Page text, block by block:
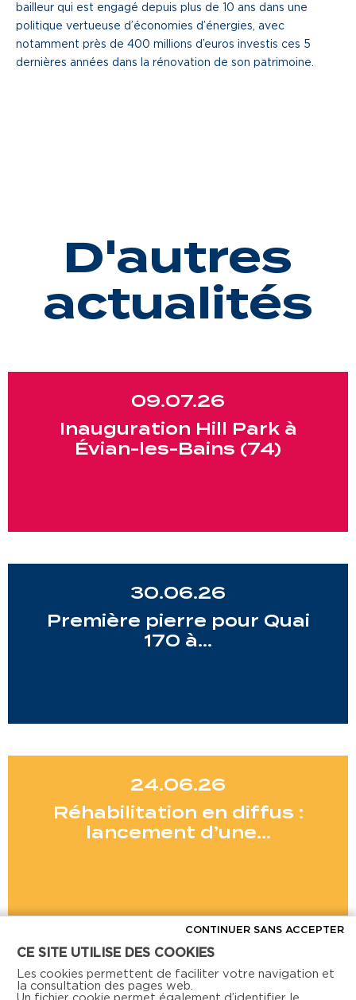
bailleur qui est engagé depuis plus de 10 ans dans une
politique vertueuse d’économies d’énergies, avec
notamment près de 400 millions d’euros investis ces 5
dernières années dans la rénovation de son patrimoine.
D'autres
actualités
09.07.26
Inauguration Hill Park à
Évian-les-Bains (74)
30.06.26
Première pierre pour Quai
170 à…
24.06.26
Réhabilitation en diffus :
lancement d’une…
Voir toutes les actus
CE SITE UTILISE DES COOKIES
Les cookies permettent de faciliter votre navigation et
la consultation des pages web.
Un fichier cookie permet également d’identifier le
CONTINUER SANS ACCEPTER